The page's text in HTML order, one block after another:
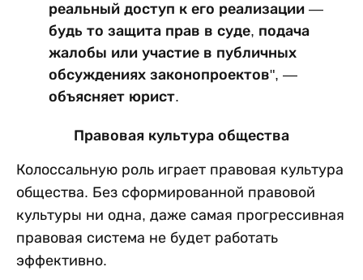
реальный доступ к его реализации —
будь то защита прав в суде, подача
жалобы или участие в публичных
обсуждениях законопроектов", —
объясняет юрист.
Правовая культура общества
Колоссальную роль играет правовая культура
общества. Без сформированной правовой
культуры ни одна, даже самая прогрессивная
правовая система не будет работать
эффективно.